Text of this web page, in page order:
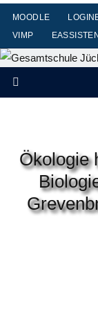
Zum
Inhalt
springen
MOODLE
VIMP
Ökologie